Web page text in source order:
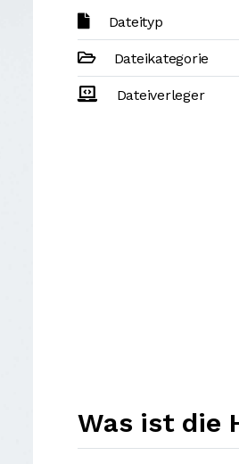
Dateityp
Dateikategorie
Dateiverleger
Was ist die